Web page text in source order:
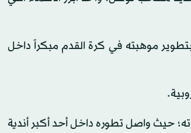
سمحت له بتطوير موهبته في كرة القدم مبكراً داخل
عام 2019 محطة محورية في مسيرته؛ حيث واصل تطوره داخل أحد أكبر أندية